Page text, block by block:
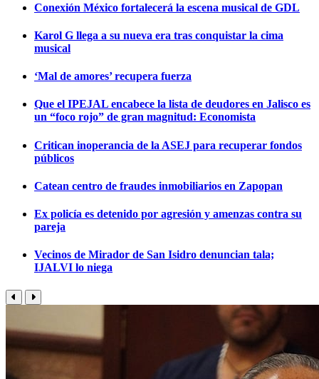
Conexión México fortalecerá la escena musical de GDL
Karol G llega a su nueva era tras conquistar la cima
musical
‘Mal de amores’ recupera fuerza
Que el IPEJAL encabece la lista de deudores en Jalisco es
un “foco rojo” de gran magnitud: Economista
Critican inoperancia de la ASEJ para recuperar fondos
públicos
Catean centro de fraudes inmobiliarios en Zapopan
Ex policía es detenido por agresión y amenzas contra su
pareja
Vecinos de Mirador de San Isidro denuncian tala;
IJALVI lo niega